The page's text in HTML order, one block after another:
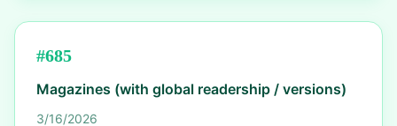
#685
Magazines (with global readership / versions)
3/16/2026